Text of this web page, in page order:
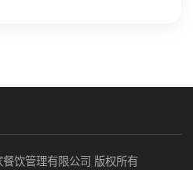
饮管理有限公司 版权所有